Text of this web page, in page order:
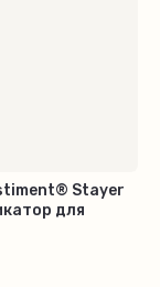
Stayer
для